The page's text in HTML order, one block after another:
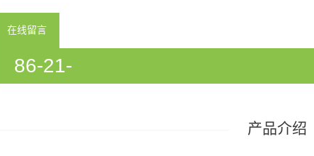
在线留言
86-21-
产品介绍